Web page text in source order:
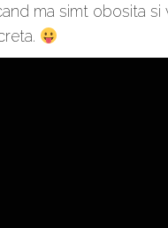
ma simt obosita si